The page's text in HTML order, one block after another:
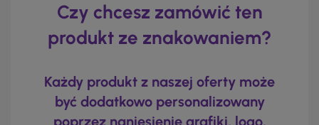
Czy chcesz zamówić ten
produkt ze znakowaniem?
Każdy produkt z naszej oferty może
być dodatkowo personalizowany
poprzez naniesienie grafiki, logo,